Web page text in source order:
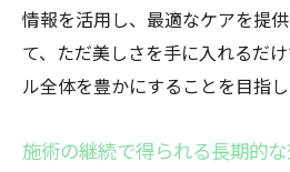
情報を活用し、最適なケアを提
て、ただ美しさを手に入れるだ
ル全体を豊かにすることを目指し
施術の継続で得られる長期的